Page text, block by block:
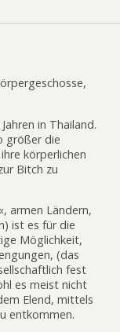
in Thailand.
größer die
körperlichen
Bitch zu
armen Ländern,
ist es für die
Möglichkeit,
(das
fest
es meist nicht
Elend, mittels
entkommen.